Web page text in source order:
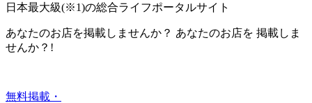
日本最大級(※1)の総合ライフポータルサイト
あなたのお店を掲載しませんか？ あなたのお店を 掲載しま
せんか？!
無料掲載・